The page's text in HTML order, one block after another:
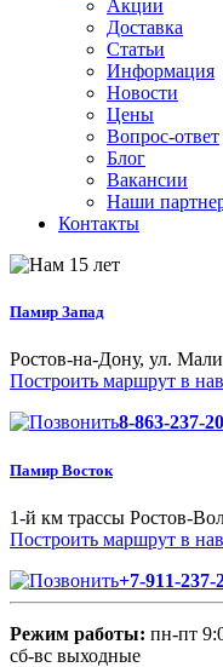
Акции
Доставка
Статьи
Информация
Новости
Цены
Вопрос-ответ
Блог
Вакансии
Наши
Контакты
Памир Запад
Ростов-на-Дону, ул.
Построить маршрут в
8-863-237-
Памир Восток
1-й км трассы Ростов-
Построить маршрут в
+7-911-237-
Режим работы: пн-пт
сб-вс выходные